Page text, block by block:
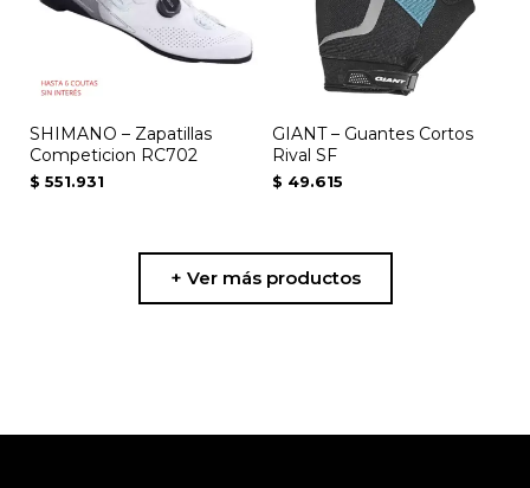
SHIMANO – Zapatillas
Competicion RC702
$ 551.931
variantes.
pueden
elegir
GIANT – Guantes Cortos
Rival SF
$ 49.615
+ Ver más productos